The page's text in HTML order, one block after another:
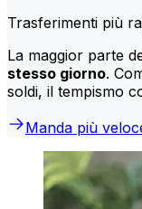
Trasferimenti più
La maggior parte
stesso giorno.
soldi, il tempismo
Manda più